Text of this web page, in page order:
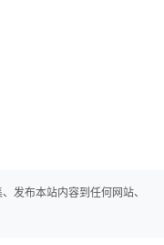
发布本站内容到任何网站、